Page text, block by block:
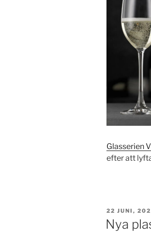
Glasserien
efter att
PUBLICERAT
22 JUNI,
Nya